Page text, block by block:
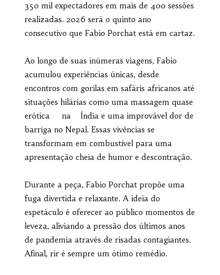
350 mil expectadores em mais de 400 sessões
realizadas. 2026 será o quinto ano
consecutivo que Fabio Porchat está em cartaz.
Ao longo de suas inúmeras viagens, Fabio
acumulou experiências únicas, desde
encontros com gorilas em safáris africanos até
situações hilárias como uma massagem quase
erótica na Índia e uma improvável dor de
barriga no Nepal. Essas vivências se
transformam em combustível para uma
apresentação cheia de humor e descontração.
Durante a peça, Fabio Porchat propõe uma
fuga divertida e relaxante. A ideia do
espetáculo é oferecer ao público momentos de
leveza, aliviando a pressão dos últimos anos
de pandemia através de risadas contagiantes.
Afinal, rir é sempre um ótimo remédio.